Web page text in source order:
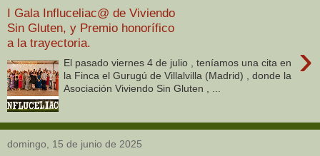
I Gala Influceliac@ de Viviendo
Sin Gluten, y Premio honorífico
a la trayectoria.
›
El pasado viernes 4 de julio , teníamos una cita en
la Finca el Gurugú de Villalvilla (Madrid) , donde la
Asociación Viviendo Sin Gluten , ...
domingo, 15 de junio de 2025